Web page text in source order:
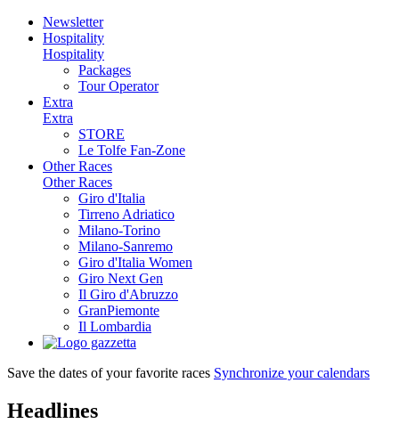
Newsletter
Hospitality
Hospitality
Packages
Tour Operator
Extra
Extra
STORE
Le Tolfe Fan-Zone
Other Races
Other Races
Giro d'Italia
Tirreno Adriatico
Milano-Torino
Milano-Sanremo
Giro d'Italia Women
Giro Next Gen
Il Giro d'Abruzzo
GranPiemonte
Il Lombardia
Save the dates of your favorite races Synchronize your calendars
Headlines